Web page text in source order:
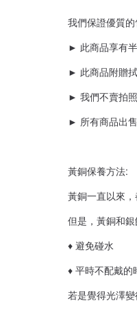
我們保證優質
► 此商品享有
► 此商品附贈
► 我們不賣拍
► 所有商品出
黃銅保養方法:
黃銅一直以來
但是，黃銅和
♦ 避免碰水
♦ 平時不配戴的
若是覺得光澤